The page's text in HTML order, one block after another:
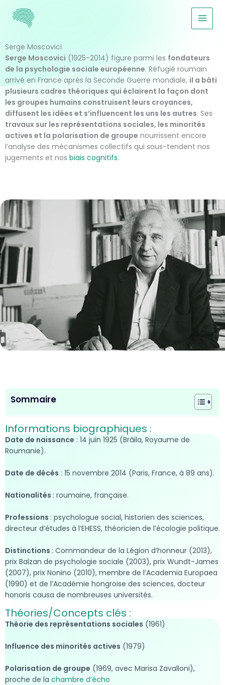
contenu
Serge Moscovici
Serge Moscovici (1925-2014) figure parmi les fondateurs
de la psychologie sociale européenne. Réfugié roumain
arrivé en France après la Seconde Guerre mondiale, il a bâti
plusieurs cadres théoriques qui éclairent la façon dont
les groupes humains construisent leurs croyances,
diffusent les idées et s’influencent les uns les autres. Ses
travaux sur les représentations sociales, les minorités
actives et la polarisation de groupe nourrissent encore
l’analyse des mécanismes collectifs qui sous-tendent nos
jugements et nos biais cognitifs.
Sommaire
Informations biographiques :
Date de naissance : 14 juin 1925 (Brăila, Royaume de
Roumanie).
Date de décès : 15 novembre 2014 (Paris, France, à 89 ans).
Nationalités : roumaine, française.
Professions : psychologue social, historien des sciences,
directeur d’études à l’EHESS, théoricien de l’écologie politique.
Distinctions : Commandeur de la Légion d’honneur (2013),
prix Balzan de psychologie sociale (2003), prix Wundt-James
(2007), prix Nonino (2010), membre de l’Academia Europaea
(1990) et de l’Académie hongroise des sciences, docteur
honoris causa de nombreuses universités.
Théories/Concepts clés :
Théorie des représentations sociales (1961)
Influence des minorités actives (1979)
Polarisation de groupe (1969, avec Marisa Zavalloni),
proche de la chambre d’écho